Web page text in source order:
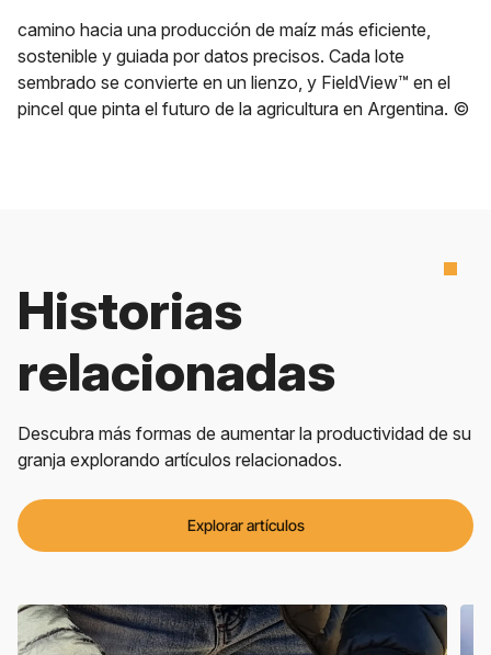
camino hacia una producción de maíz más eficiente,
sostenible y guiada por datos precisos. Cada lote
sembrado se convierte en un lienzo, y FieldView™ en el
pincel que pinta el futuro de la agricultura en Argentina. ©
Historias
relacionadas
Descubra más formas de aumentar la productividad de su
granja explorando artículos relacionados.
Explorar artículos